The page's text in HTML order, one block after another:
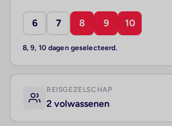
6 7 8 9 10
8, 9, 10 dagen geselecteerd.
REISGEZELSCHAP
2 volwassenen